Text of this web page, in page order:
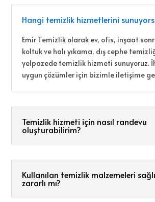
Hangi temizlik hizmetlerini
Emir Temizlik olarak ev, ofis, inşaat
koltuk ve halı yıkama, dış cephe
yelpazede temizlik hizmeti sunuyoruz.
uygun çözümler için bizimle iletişime
Temizlik hizmeti için nasıl randevu
oluşturabilirim?
Kullanılan temizlik malzemeleri
zararlı mı?